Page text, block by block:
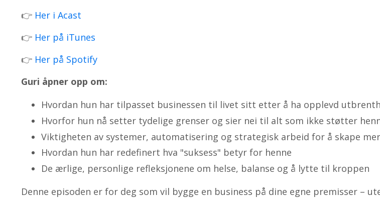
👉 Her i Acast
👉 Her på iTunes
👉 Her på Spotify
Guri åpner opp om:
Hvordan hun har tilpasset businessen til livet sitt etter å ha opplevd
Hvorfor hun nå setter tydelige grenser og sier nei til alt som ikke støtter
Viktigheten av systemer, automatisering og strategisk arbeid for å skape
Hvordan hun har redefinert hva "suksess" betyr for henne
De ærlige, personlige refleksjonene om helse, balanse og å lytte til kroppen
Denne episoden er for deg som vil bygge en business på dine egne premisser –